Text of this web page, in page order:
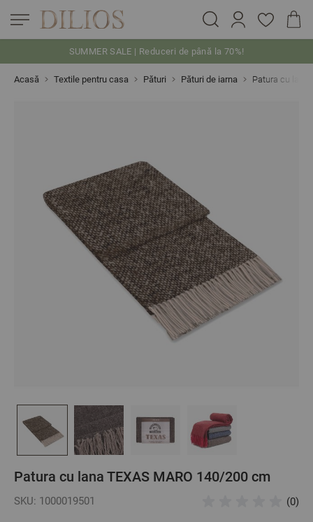
SUMMER SALE | Reduceri de până la 70%!
Acasă Textile pentru casa Pături Pături de iarna Patura cu lana
Patura cu lana TEXAS MARO 140/200 cm
SKU: 1000019501 (0)